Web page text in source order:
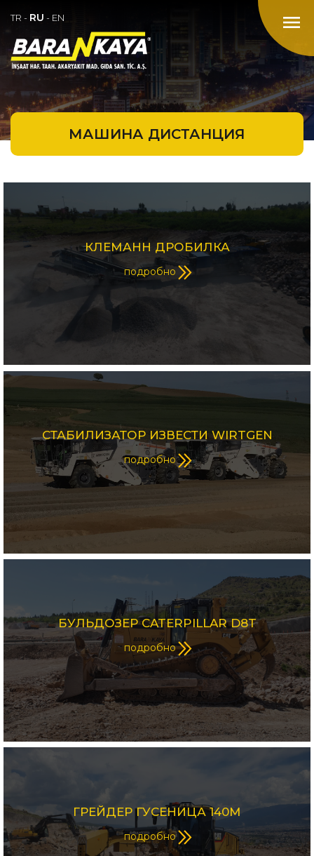
menu
TR - RU - EN
МАШИНА ДИСТАНЦИЯ
КЛЕМАНН ДРОБИЛКА
подробно
СТАБИЛИЗАТОР ИЗВЕСТИ WIRTGEN
подробно
БУЛЬДОЗЕР CATERPILLAR D8T
подробно
ГРЕЙДЕР ГУСЕНИЦА 140М
подробно